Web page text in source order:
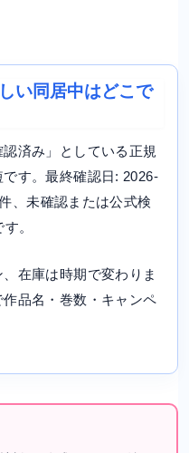
い同居中はどこで
済み」としている正規
す。最終確認日: 2026-
、未確認または公式検
。
在庫は時期で変わりま
品名・巻数・キャンペ